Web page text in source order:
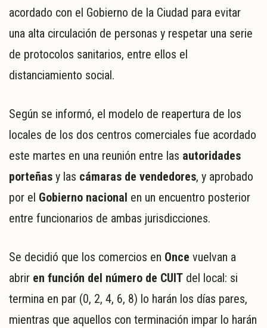
acordado con el Gobierno de la Ciudad para evitar
una alta circulación de personas y respetar una serie
de protocolos sanitarios, entre ellos el
distanciamiento social.
Según se informó, el modelo de reapertura de los
locales de los dos centros comerciales fue acordado
este martes en una reunión entre las autoridades
porteñas y las cámaras de vendedores, y aprobado
por el Gobierno nacional en un encuentro posterior
entre funcionarios de ambas jurisdicciones.
Se decidió que los comercios en Once vuelvan a
abrir en función del número de CUIT del local: si
termina en par (0, 2, 4, 6, 8) lo harán los días pares,
mientras que aquellos con terminación impar lo harán